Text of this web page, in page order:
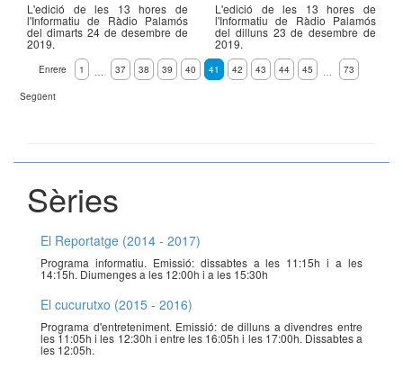
L'edició de les 13 hores de
l'Informatiu de Ràdio Palamós
del dimarts 24 de desembre de
2019.
L'edició de les 13 hores de
l'Informatiu de Ràdio Palamós
del dilluns 23 de desembre de
2019.
Enrere 1 … 37 38 39 40 41 42 43 44 45 … 73
Següent
Sèries
El Reportatge (2014 - 2017)
Programa informatiu. Emissió: dissabtes a les 11:15h i a les
14:15h. Diumenges a les 12:00h i a les 15:30h
El cucurutxo (2015 - 2016)
Programa d'entreteniment. Emissió: de dilluns a divendres entre
les 11:05h i les 12:30h i entre les 16:05h i les 17:00h. Dissabtes a
les 12:05h.